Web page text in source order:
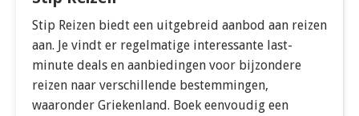
Stip Reizen biedt een uitgebreid aanbod aan reizen
aan. Je vindt er regelmatige interessante last-
minute deals en aanbiedingen voor bijzondere
reizen naar verschillende bestemmingen,
waaronder Griekenland. Boek eenvoudig een